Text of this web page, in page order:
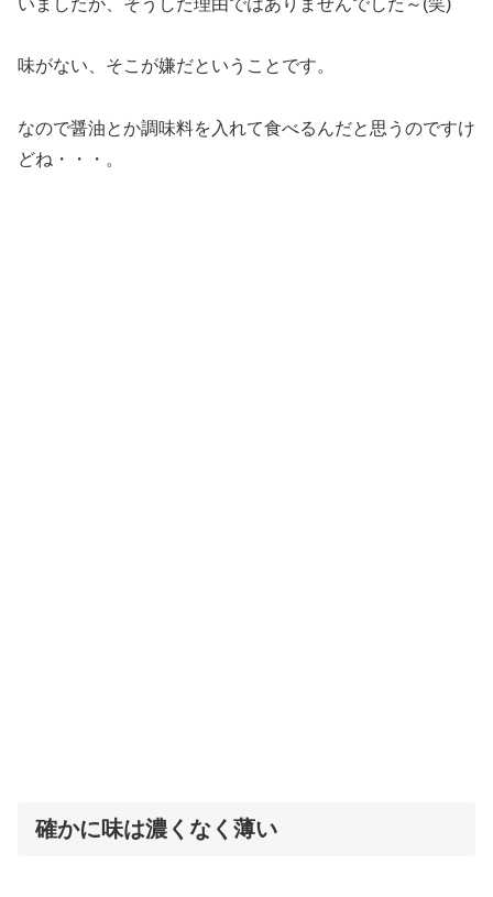
味がない、そこが嫌だということです。
なので醤油とか調味料を入れて食べるんだと思うのですけ
どね・・・。
確かに味は濃くなく薄い